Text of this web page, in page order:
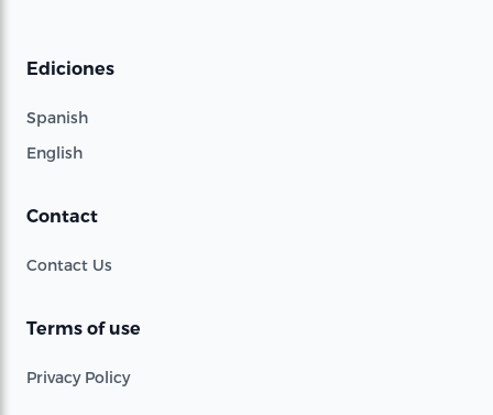
Ediciones
Spanish
English
Contact
Contact Us
Terms of use
Privacy Policy